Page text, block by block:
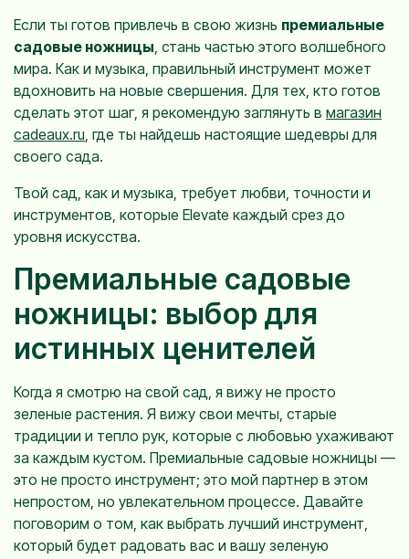
Если ты готов привлечь в свою жизнь премиальные
садовые ножницы, стань частью этого волшебного
мира. Как и музыка, правильный инструмент может
вдохновить на новые свершения. Для тех, кто готов
сделать этот шаг, я рекомендую заглянуть в магазин
cadeaux.ru, где ты найдешь настоящие шедевры для
своего сада.
Твой сад, как и музыка, требует любви, точности и
инструментов, которые Elevate каждый срез до
уровня искусства.
Премиальные садовые
ножницы: выбор для
истинных ценителей
Когда я смотрю на свой сад, я вижу не просто
зеленые растения. Я вижу свои мечты, старые
традиции и тепло рук, которые с любовью ухаживают
за каждым кустом. Премиальные садовые ножницы —
это не просто инструмент; это мой партнер в этом
непростом, но увлекательном процессе. Давайте
поговорим о том, как выбрать лучший инструмент,
который будет радовать вас и вашу зеленую